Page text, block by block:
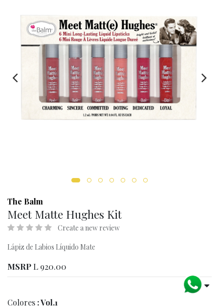
The Balm
Meet Matte Hughes Kit
Create a new review
Lápiz de Labios Líquido Mate
MSRPL 920.00
Colores : Vol.1